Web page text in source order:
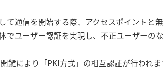
て通信を開始する際、アクセスポイントと
ユーザー認証を実現し、不正ユーザーのな
鍵により「PKI方式」の相互認証が行われ